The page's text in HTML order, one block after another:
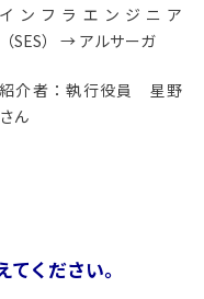
インフラエンジニア
（SES） → アルサーガ
紹介者：執行役員 星野
さん
てください。